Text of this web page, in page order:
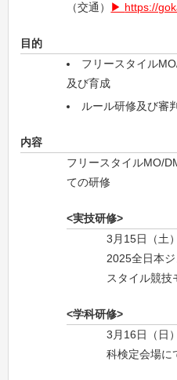
（交通）
https://
目的
フリースタイル
及び育成
ルール研修及び審
内容
フリースタイルMO/
ての研修
<実技研修>
3月15日（土）
2025全日本
スタイル競技
<学科研修>
3月16日（日
科検定会場に